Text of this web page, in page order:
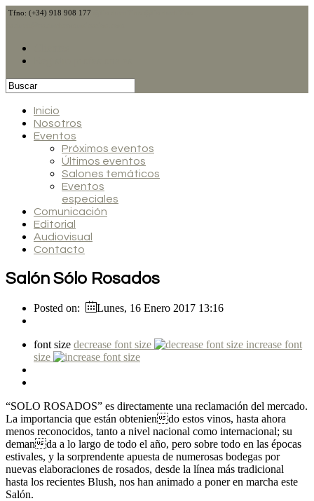
Tfno: (+34) 918 908 177
Inicio
Nosotros
Eventos
Próximos eventos
Últimos eventos
Salones temáticos
Eventos
especiales
Comunicación
Editorial
Audiovisual
Contacto
Salón Sólo Rosados
Posted on: Lunes, 16 Enero 2017 13:16
font size decrease font size
increase font
size
“SOLO ROSADOS” es directamente una reclamación del mercado.
La importancia que están obteniendo estos vinos, hasta ahora
menos reconocidos, tanto a nivel nacional como internacional; su
demanda a lo largo de todo el año, pero sobre todo en las épocas
estivales, y la sorprendente apuesta de numerosas bodegas por
nuevas elaboraciones de rosados, desde la línea más tradicional
hasta los recientes Blush, nos han animado a poner en marcha este
Salón.